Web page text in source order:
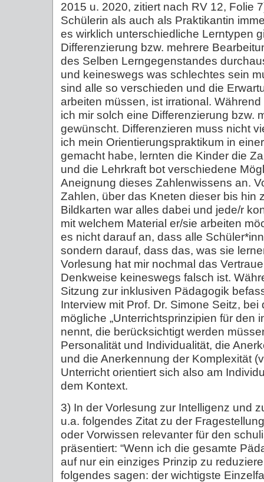
2015 u. 2020, zitiert nach RV 12, Folie
Schülerin als auch als Praktikantin
es wirklich unterschiedliche Lerntypen
Differenzierung bzw. mehrere
des Selben Lerngegenstandes
und keineswegs was schlechtes sein
sind alle so verschieden und die
arbeiten müssen, ist irrational.
ich mir solch eine Differenzierung bzw.
gewünscht. Differenzieren muss nicht
ich mein Orientierungspraktikum in
gemacht habe, lernten die Kinder die
und die Lehrkraft bot verschiedene
Aneignung dieses Zahlenwissens an.
Zahlen, über das Kneten dieser bis hin
Bildkarten war alles dabei und jede/r
mit welchem Material er/sie arbeiten
es nicht darauf an, dass alle
sondern darauf, dass das, was sie
Vorlesung hat mir nochmal das
Denkweise keineswegs falsch ist.
Sitzung zur inklusiven Pädagogik
Interview mit Prof. Dr. Simone Seitz,
mögliche „Unterrichtsprinzipien für den
nennt, die berücksichtigt werden
Personalität und Individualität, die
und die Anerkennung der Komplexität
Unterricht orientiert sich also am
dem Kontext.
3) In der Vorlesung zur Intelligenz und
u.a. folgendes Zitat zu der
oder Vorwissen relevanter für den
präsentiert: “Wenn ich die gesamte
auf nur ein einziges Prinzip zu
folgendes sagen: der wichtigste